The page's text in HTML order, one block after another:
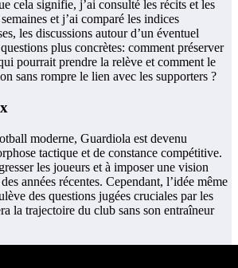
cela signifie, j’ai consulté les récits et les
et j’ai comparé les indices
les discussions autour d’un éventuel
plus concrètes: comment préserver
pourrait prendre la relève et comment le
sans rompre le lien avec les supporters ?
moderne, Guardiola est devenu
tactique et de constance compétitive.
les joueurs et à imposer une vision
années récentes. Cependant, l’idée même
des questions jugées cruciales par les
la trajectoire du club sans son entraîneur